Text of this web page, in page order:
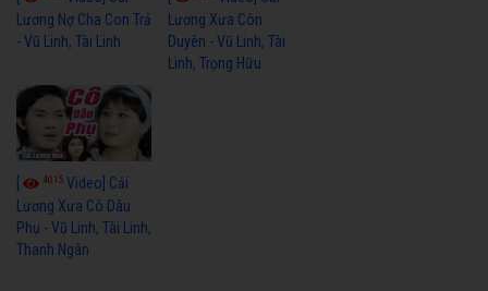
Lương Nợ Cha Con Trả
- Vũ Linh, Tài Linh
Lương Xưa Còn
Duyên - Vũ Linh, Tài
Linh, Trọng Hữu
[ 4015 Video] Cải
Lương Xưa Cô Dâu
Phụ - Vũ Linh, Tài Linh,
Thanh Ngân